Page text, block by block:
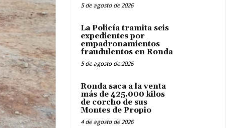
5 de agosto de 2026
La Policía tramita seis
expedientes por
empadronamientos
fraudulentos en Ronda
5 de agosto de 2026
Ronda saca a la venta
más de 425.000 kilos
de corcho de sus
Montes de Propio
4 de agosto de 2026